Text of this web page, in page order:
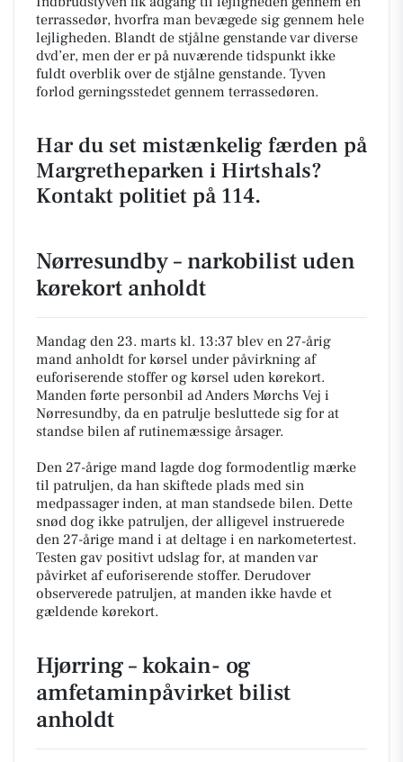
terrassedør, hvorfra man bevægede sig gennem hele
lejligheden. Blandt de stjålne genstande var diverse
dvd’er, men der er på nuværende tidspunkt ikke
fuldt overblik over de stjålne genstande. Tyven
forlod gerningsstedet gennem terrassedøren.
Har du set mistænkelig færden på
Margretheparken i Hirtshals?
Kontakt politiet på 114.
Nørresundby – narkobilist uden
kørekort anholdt
Mandag den 23. marts kl. 13:37 blev en 27-årig
mand anholdt for kørsel under påvirkning af
euforiserende stoffer og kørsel uden kørekort.
Manden førte personbil ad Anders Mørchs Vej i
Nørresundby, da en patrulje besluttede sig for at
standse bilen af rutinemæssige årsager.
Den 27-årige mand lagde dog formodentlig mærke
til patruljen, da han skiftede plads med sin
medpassager inden, at man standsede bilen. Dette
snød dog ikke patruljen, der alligevel instruerede
den 27-årige mand i at deltage i en narkometertest.
Testen gav positivt udslag for, at manden var
påvirket af euforiserende stoffer. Derudover
observerede patruljen, at manden ikke havde et
gældende kørekort.
Hjørring – kokain- og
amfetaminpåvirket bilist
anholdt